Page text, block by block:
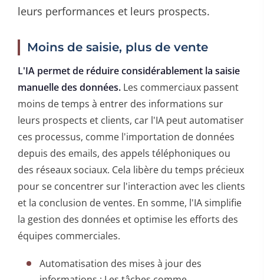
leurs performances et leurs prospects.
Moins de saisie, plus de vente
L'IA permet de réduire considérablement la saisie
manuelle des données. Les commerciaux passent
moins de temps à entrer des informations sur
leurs prospects et clients, car l'IA peut automatiser
ces processus, comme l'importation de données
depuis des emails, des appels téléphoniques ou
des réseaux sociaux. Cela libère du temps précieux
pour se concentrer sur l'interaction avec les clients
et la conclusion de ventes. En somme, l'IA simplifie
la gestion des données et optimise les efforts des
équipes commerciales.
Automatisation des mises à jour des